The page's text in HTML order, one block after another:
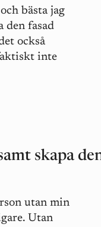
bästa jag
den fasad
också
inte
skapa
utan min
Utan